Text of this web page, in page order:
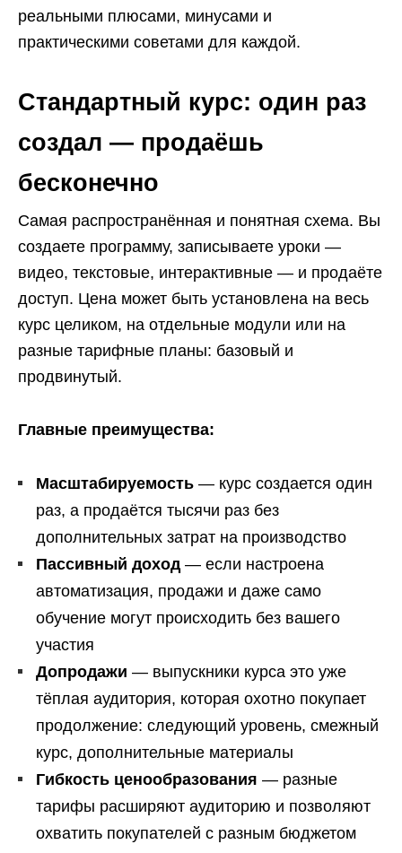
реальными плюсами, минусами и
практическими советами для каждой.
Стандартный курс: один раз
создал — продаёшь
бесконечно
Самая распространённая и понятная схема. Вы
создаете программу, записываете уроки —
видео, текстовые, интерактивные — и продаёте
доступ. Цена может быть установлена на весь
курс целиком, на отдельные модули или на
разные тарифные планы: базовый и
продвинутый.
Главные преимущества:
Масштабируемость — курс создается один
раз, а продаётся тысячи раз без
дополнительных затрат на производство
Пассивный доход— если настроена
автоматизация, продажи и даже само
обучение могут происходить без вашего
участия
Допродажи — выпускники курса это уже
тёплая аудитория, которая охотно покупает
продолжение: следующий уровень, смежный
курс, дополнительные материалы
Гибкость ценообразования — разные
тарифы расширяют аудиторию и позволяют
охватить покупателей с разным бюджетом